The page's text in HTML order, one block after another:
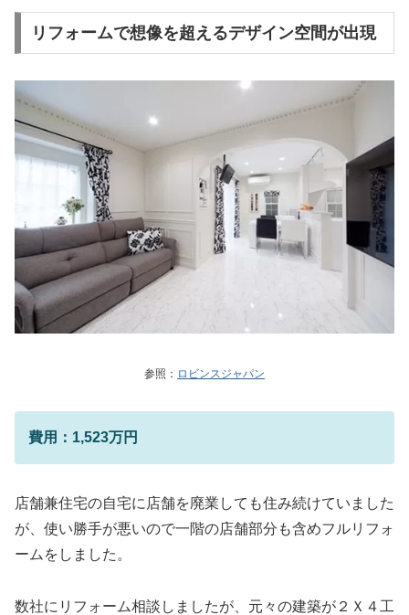
リフォームで想像を超えるデザイン空間が出現
参照： ロビンスジャパン
費用：1,523万円
店舗兼住宅の自宅に店舗を廃業しても住み続けていました
が、使い勝手が悪いので一階の店舗部分も含めフルリフォ
ームをしました。
数社にリフォーム相談しましたが、元々の建築が２Ｘ４工